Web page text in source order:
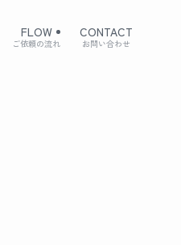
FLOW
ご依頼の流れ
CONTACT
お問い合わせ